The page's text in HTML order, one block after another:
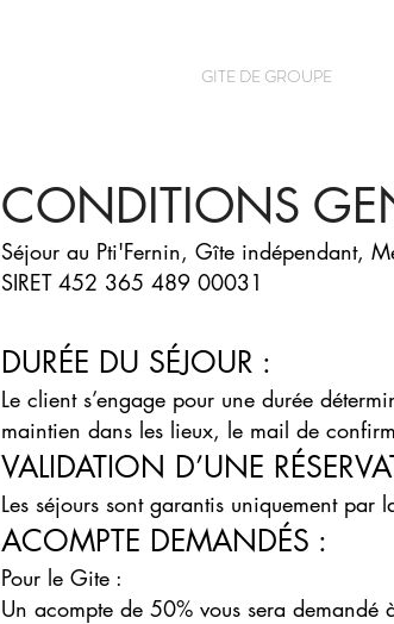
GITE DE GROUPE
CONDITIONS
Séjour au Pti'Fernin, Gîte indépendant,
SIRET 452 365 489 00031
DURÉE DU SÉJOUR :
Le client s’engage pour une durée
maintien dans les lieux, le mail de
VALIDATION D’UNE
Les séjours sont garantis uniquement par
ACOMPTE DEMANDÉS :
Pour le Gite :
Un acompte de 50% vous sera demandé